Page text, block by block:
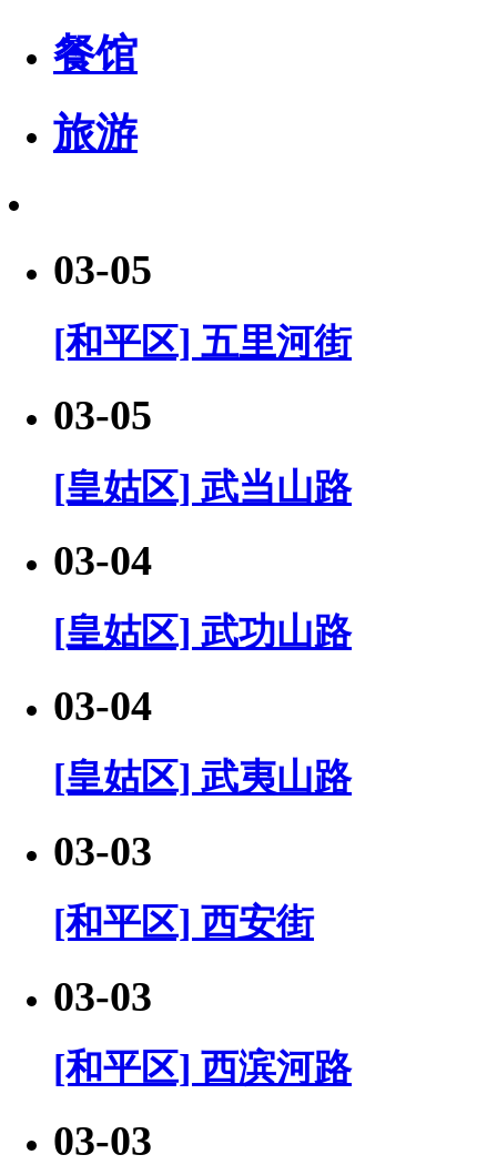
餐馆
旅游
03-05
[和平区] 五里河街
03-05
[皇姑区] 武当山路
03-04
[皇姑区] 武功山路
03-04
[皇姑区] 武夷山路
03-03
[和平区] 西安街
03-03
[和平区] 西滨河路
03-03